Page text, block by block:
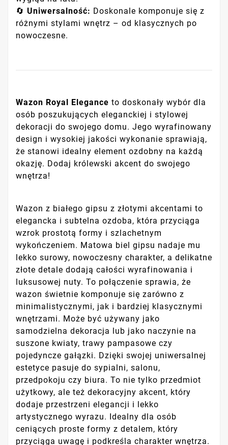
🔄 Uniwersalność: Doskonale komponuje się z
różnymi stylami wnętrz – od klasycznych po
nowoczesne.
Wazon Royal Elegance to doskonały wybór dla
osób poszukujących eleganckiej i stylowej
dekoracji do swojego domu. Jego wyrafinowany
design i wysokiej jakości wykonanie sprawiają,
że stanowi idealny element ozdobny na każdą
okazję. Dodaj królewski akcent do swojego
wnętrza!
Wazon z białego gipsu z złotymi akcentami to
elegancka i subtelna ozdoba, która przyciąga
wzrok prostotą formy i szlachetnym
wykończeniem. Matowa biel gipsu nadaje mu
lekko surowy, nowoczesny charakter, a delikatne
złote detale dodają całości wyrafinowania i
luksusowej nuty. To połączenie sprawia, że
wazon świetnie komponuje się zarówno z
minimalistycznymi, jak i bardziej klasycznymi
wnętrzami. Może być używany jako
samodzielna dekoracja lub jako naczynie na
suszone kwiaty, trawy pampasowe czy
pojedyncze gałązki. Dzięki swojej uniwersalnej
estetyce pasuje do sypialni, salonu,
przedpokoju czy biura. To nie tylko przedmiot
użytkowy, ale też dekoracyjny akcent, który
dodaje przestrzeni elegancji i lekko
artystycznego wyrazu. Idealny dla osób
ceniących proste formy z detalem, który
przyciąga uwagę i podkreśla charakter wnętrza.